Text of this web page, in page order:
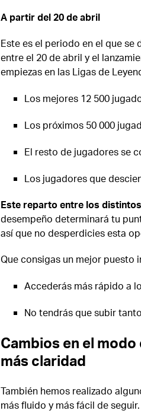
A partir del 20 de abril
Este es el periodo en el que se
entre el 20 de abril y el
empiezas en las Ligas de
Los mejores 12 500
Los próximos 50 000
El resto de jugadores se
Los jugadores que
Este reparto entre los
desempeño determinará tu
así que no desperdicies esta
Que consigas un mejor puesto
Accederás más rápido a
No tendrás que subir
Cambios en el
más claridad
También hemos realizado
más fluido y más fácil de seguir.